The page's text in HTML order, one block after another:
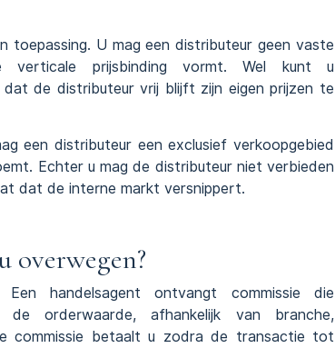
toepassing. U mag een distributeur geen vaste
verticale prijsbinding vormt. Wel kunt u
dat de distributeur vrij blijft zijn eigen prijzen te
een distributeur een exclusief verkoopgebied
Echter u mag de distributeur niet verbieden
dat de interne markt versnippert.
overwegen?
Een handelsagent ontvangt commissie die
orderwaarde, afhankelijk van branche,
commissie betaalt u zodra de transactie tot